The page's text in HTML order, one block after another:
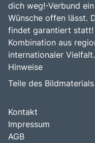
dich weg!-Verbund
Wünsche offen lässt.
findet garantiert
Kombination aus
internationaler Vielfalt.
Hinweise
Teile des
Kontakt
Impressum
AGB